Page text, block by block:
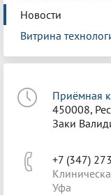
Новости
Витрина
Приёмная
450008,
Заки
+7 (347)
Уфа